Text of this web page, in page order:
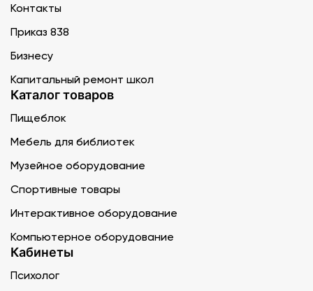
Контакты
Приказ 838
Бизнесу
Капитальный ремонт школ
Каталог товаров
Пищеблок
Мебель для библиотек
Музейное оборудование
Спортивные товары
Интерактивное оборудование
Компьютерное оборудование
Кабинеты
Психолог